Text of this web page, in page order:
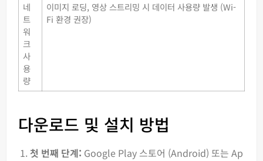
네
트
워
크
사
용
량
이미지 로딩, 영상 스트리밍 시 데이터 사용량 발생 (Wi-
Fi 환경 권장)
다운로드 및 설치 방법
첫 번째 단계: Google Play 스토어 (Android) 또는 Ap